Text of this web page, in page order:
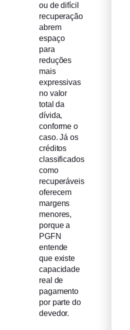
ou de difícil
recuperação
abrem
espaço
para
reduções
mais
expressivas
no valor
total da
dívida,
conforme o
caso. Já os
créditos
classificados
como
recuperáveis
oferecem
margens
menores,
porque a
PGFN
entende
que existe
capacidade
real de
pagamento
por parte do
devedor.